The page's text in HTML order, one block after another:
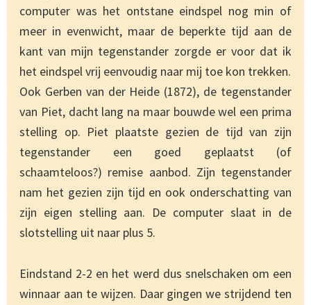
computer was het ontstane eindspel nog min of
meer in evenwicht, maar de beperkte tijd aan de
kant van mijn tegenstander zorgde er voor dat ik
het eindspel vrij eenvoudig naar mij toe kon trekken.
Ook Gerben van der Heide (1872), de tegenstander
van Piet, dacht lang na maar bouwde wel een prima
stelling op. Piet plaatste gezien de tijd van zijn
tegenstander een goed geplaatst (of
schaamteloos?) remise aanbod. Zijn tegenstander
nam het gezien zijn tijd en ook onderschatting van
zijn eigen stelling aan. De computer slaat in de
slotstelling uit naar plus 5.
Eindstand 2-2 en het werd dus snelschaken om een
winnaar aan te wijzen. Daar gingen we strijdend ten